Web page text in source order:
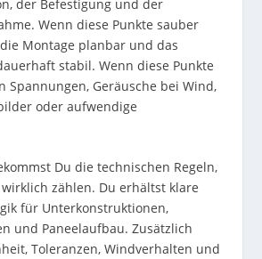
der Befestigung und der
Wenn diese Punkte sauber
Montage planbar und das
stabil. Wenn diese Punkte
Spannungen, Geräusche bei Wind,
oder aufwendige
Du die technischen Regeln,
zählen. Du erhältst klare
für Unterkonstruktionen,
und Paneelaufbau. Zusätzlich
Toleranzen, Windverhalten und